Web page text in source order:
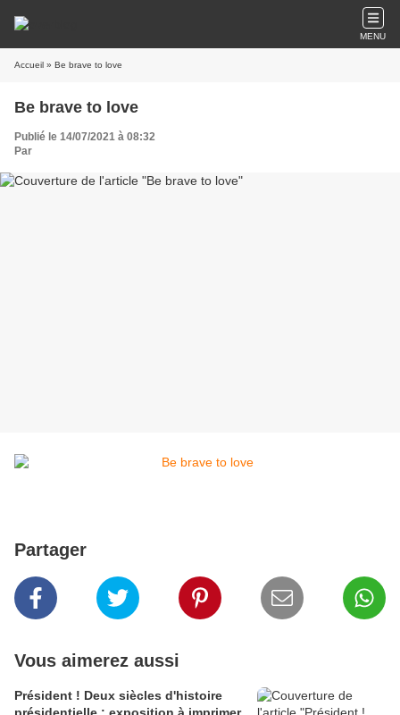
MENU
Accueil » Be brave to love
Be brave to love
Publié le 14/07/2021 à 08:32
Par
Partager
Vous aimerez aussi
Président ! Deux siècles d'histoire